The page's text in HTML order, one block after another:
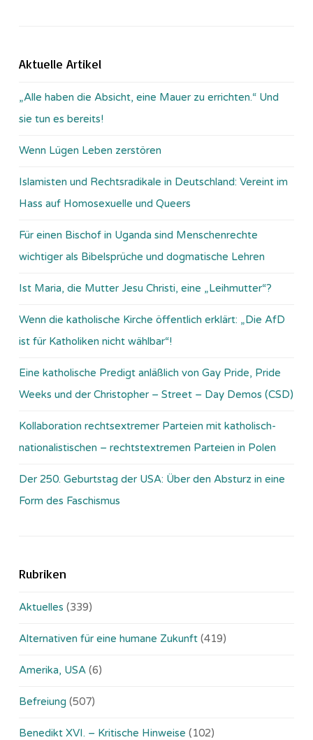
Aktuelle Artikel
„Alle haben die Absicht, eine Mauer zu errichten.“ Und
sie tun es bereits!
Wenn Lügen Leben zerstören
Islamisten und Rechtsradikale in Deutschland: Vereint im
Hass auf Homosexuelle und Queers
Für einen Bischof in Uganda sind Menschenrechte
wichtiger als Bibelsprüche und dogmatische Lehren
Ist Maria, die Mutter Jesu Christi, eine „Leihmutter“?
Wenn die katholische Kirche öffentlich erklärt: „Die AfD
ist für Katholiken nicht wählbar“!
Eine katholische Predigt anläßlich von Gay Pride, Pride
Weeks und der Christopher – Street – Day Demos (CSD)
Kollaboration rechtsextremer Parteien mit katholisch-
nationalistischen – rechtstextremen Parteien in Polen
Der 250. Geburtstag der USA: Über den Absturz in eine
Form des Faschismus
Rubriken
Aktuelles (339)
Alternativen für eine humane Zukunft (419)
Amerika, USA (6)
Befreiung (507)
Benedikt XVI. – Kritische Hinweise (102)